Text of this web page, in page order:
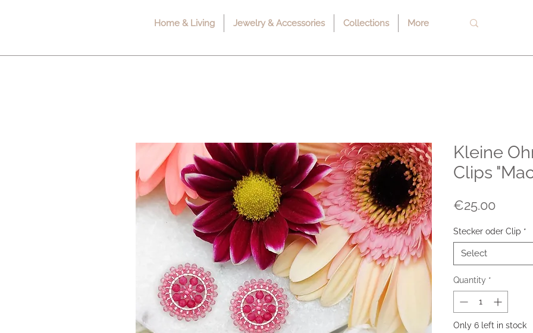
Home & Living Jewelry & Accessories Collections More
Kleine
Clips
€25.00Price
Stecker oder Clip *
Select
Quantity *
Only 6 left in stock